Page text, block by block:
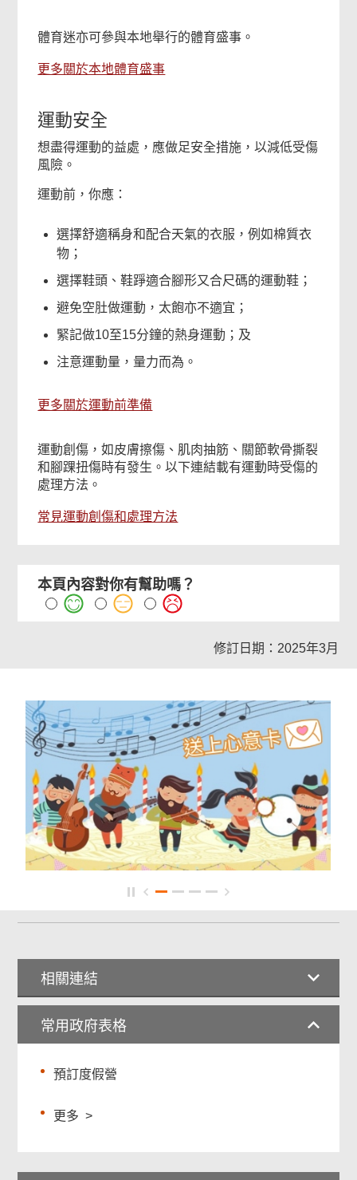
體育迷亦可參與本地舉行的體育盛事。
更多關於本地體育盛事
運動安全
想盡得運動的益處，應做足安全措施，以減低受傷
風險。
運動前，你應：
選擇舒適稱身和配合天氣的衣服，例如棉質衣
物；
選擇鞋頭、鞋踭適合腳形又合尺碼的運動鞋；
避免空肚做運動，太飽亦不適宜；
緊記做10至15分鐘的熱身運動；及
注意運動量，量力而為。
更多關於運動前準備
運動創傷，如皮膚擦傷、肌肉抽筋、關節軟骨撕裂
和腳踝扭傷時有發生。以下連結載有運動時受傷的
處理方法。
常見運動創傷和處理方法
本頁內容對你有幫助嗎？
修訂日期：2025年3月
相關連結
常用政府表格
預訂度假營
更多 >